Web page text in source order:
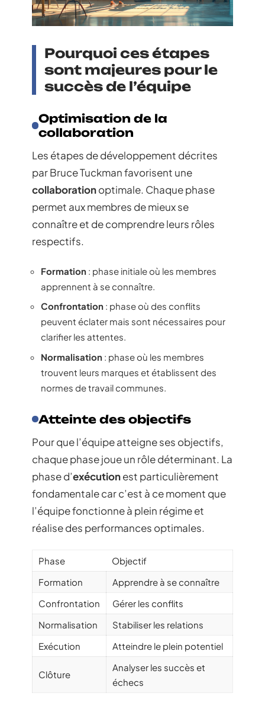
Pourquoi ces étapes
sont majeures pour le
succès de l’équipe
Optimisation de la
collaboration
Les étapes de développement décrites
par Bruce Tuckman favorisent une
collaborationoptimale. Chaque phase
permet aux membres de mieux se
connaître et de comprendre leurs rôles
respectifs.
Formation : phase initiale où les membres
apprennent à se connaître.
Confrontation : phase où des conflits
peuvent éclater mais sont nécessaires pour
clarifier les attentes.
Normalisation : phase où les membres
trouvent leurs marques et établissent des
normes de travail communes.
Atteinte des objectifs
Pour que l’équipe atteigne ses objectifs,
chaque phase joue un rôle déterminant. La
phase d’exécutionest particulièrement
fondamentale car c’est à ce moment que
l’équipe fonctionne à plein régime et
réalise des performances optimales.
Phase
Objectif
Formation
Apprendre à se connaître
Confrontation
Gérer les conflits
Normalisation
Stabiliser les relations
Exécution
Atteindre le plein potentiel
Clôture
Analyser les succès et
échecs